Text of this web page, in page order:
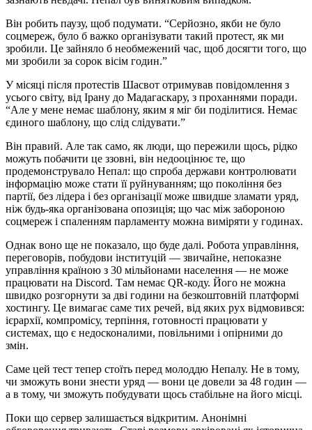
Він робить паузу, щоб подумати. “Серйозно, якби не було
соцмереж, було б важко організувати такий протест, як ми
зробили. Це зайняло б необмежений час, щоб досягти того, що
ми зробили за сорок вісім годин.”
У місяці після протестів Шасвот отримував повідомлення з
усього світу, від Ірану до Мадагаскару, з проханнями поради.
“Але у мене немає шаблону, яким я міг би поділитися. Немає
єдиного шаблону, що слід слідувати.”
Він правий. Але так само, як люди, що пережили щось, рідко
можуть побачити це ззовні, він недооцінює те, що
продемонструвало Непал: що спроба держави контролювати
інформацію може стати її руйнуванням; що покоління без
партії, без лідера і без організації може швидше зламати уряд,
ніж будь-яка організована опозиція; що час між забороною
соцмереж і спаленням парламенту можна виміряти у годинах.
Однак воно ще не показало, що буде далі. Робота управління,
переговорів, побудови інституцій — звичайне, непоказне
управління країною з 30 мільйонами населення — не може
працювати на Discord. Там немає QR-коду. Його не можна
швидко розгорнути за дві години на безкоштовній платформі
хостингу. Це вимагає саме тих речей, від яких рух відмовився:
ієрархії, компромісу, терпіння, готовності працювати у
системах, що є недосконалими, повільними і опірними до
змін.
Саме цей тест тепер стоїть перед молоддю Непалу. Не в тому,
чи зможуть вони знести уряд — вони це довели за 48 годин —
а в тому, чи зможуть побудувати щось стабільне на його місці.
Поки що сервер залишається відкритим. Анонімні